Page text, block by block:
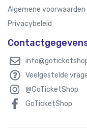
Algemene voorwaarden
Privacybeleid
Veelgestelde
@GoTicketShop
GoTicketShop